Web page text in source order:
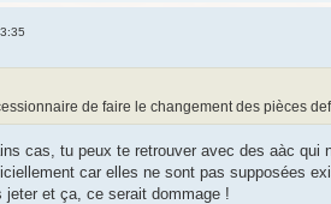
de faire le changement des pièces
cas, tu peux te retrouver avec des aàc
car elles ne sont pas supposées
et ça, ce serait dommage !